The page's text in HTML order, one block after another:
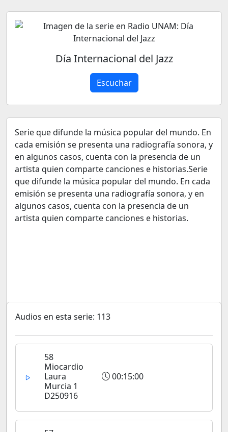
Día Internacional del Jazz
Escuchar
Serie que difunde la música popular del mundo. En
cada emisión se presenta una radiografía sonora, y
en algunos casos, cuenta con la presencia de un
artista quien comparte canciones e historias.Serie
que difunde la música popular del mundo. En cada
emisión se presenta una radiografía sonora, y en
algunos casos, cuenta con la presencia de un
artista quien comparte canciones e historias.
Audios en esta serie: 113
58
Miocardio
Laura
Murcia 1
D250916
00:15:00